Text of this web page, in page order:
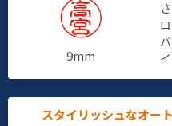
9mm
スタイリッシュなオー